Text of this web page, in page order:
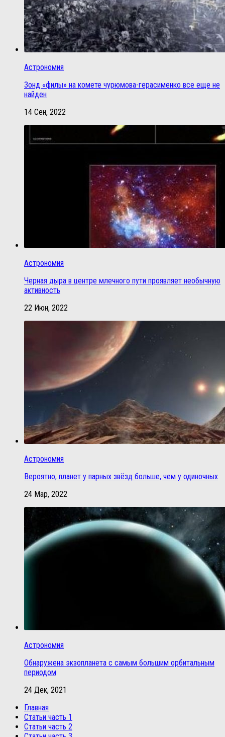
Астрономия
Зонд «филы» на комете чурюмова-герасименко все еще не
найден
14 Сен, 2022
Астрономия
Черная дыра в центре млечного пути проявляет необычную
активность
22 Июн, 2022
Астрономия
Вероятно, планет у парных звёзд больше, чем у одиночных
24 Мар, 2022
Астрономия
Обнаружена экзопланета с самым большим орбитальным
периодом
24 Дек, 2021
Главная
Статьи часть 1
Статьи часть 2